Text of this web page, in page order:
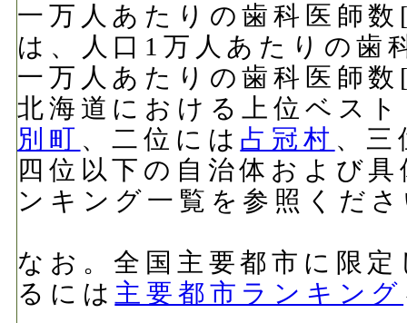
一万人あたりの歯科医師
は、人口1万人あたりの歯
一万人あたりの歯科医師
北海道における上位ベス
別町 、二位には 占冠村 、
四位以下の自治体および
ンキング一覧を参照くだ
なお。全国主要都市に限
るには 主要都市ランキング